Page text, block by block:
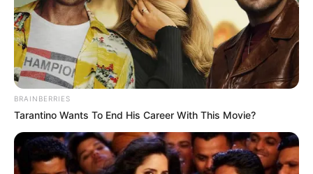
BRAINBERRIES
Tarantino Wants To End His Career With This Movie?